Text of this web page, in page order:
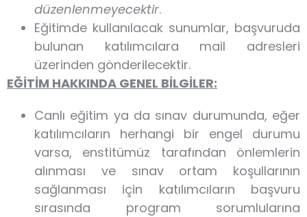
düzenlenmeyecektir.
Eğitimde kullanılacak sunumlar, başvuruda
bulunan katılımcılara mail adresleri
üzerinden gönderilecektir.
EĞİTİM HAKKINDA GENEL BİLGİLER:
Canlı eğitim ya da sınav durumunda, eğer
katılımcıların herhangi bir engel durumu
varsa, enstitümüz tarafından önlemlerin
alınması ve sınav ortam koşullarının
sağlanması için katılımcıların başvuru
sırasında program sorumlularına